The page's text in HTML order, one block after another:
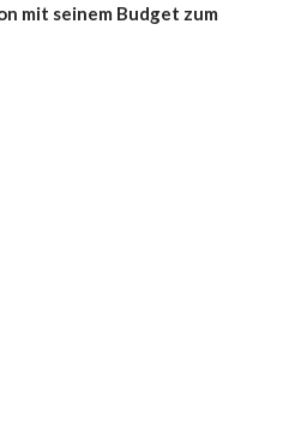
mit seinem Budget zum